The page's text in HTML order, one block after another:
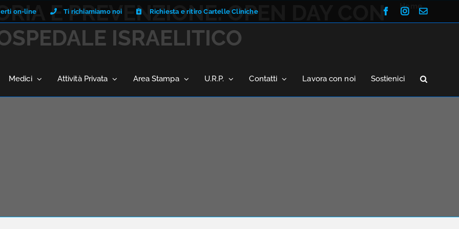
on-line Ti richiamiamo noi Richiesta e ritiro Cartelle Cliniche FacebookInstagram
Email
Medici Attività Privata Area Stampa U.R.P. Contatti Lavora con noi Sostienici
E PREVENZIONE: OPEN DAY CON
ISRAELITICO
Home